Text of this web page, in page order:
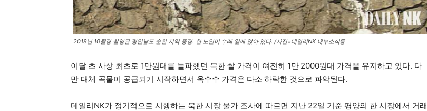
2018년 10월경 촬영된 평안남도 순천 지역 풍경. 한 노인이 수레 옆에 앉아 있다. /사진=데일리NK 내부소식통
이달 초 사상 최초로 1만원대를 돌파했던 북한 쌀 가격이 여전히 1만 2000원대 가격을 유지하고 있다. 다
만 대체 곡물이 공급되기 시작하면서 옥수수 가격은 다소 하락한 것으로 파악된다.
데일리NK가 정기적으로 시행하는 북한 시장 물가 조사에 따르면 지난 22일 기준 평양의 한 시장에서 거래